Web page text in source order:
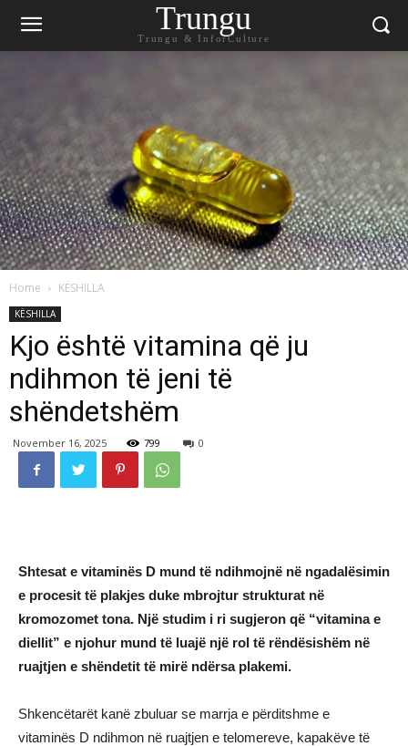
Trungu
Trungu & InforCulture
Home KËSHILLA
KËSHILLA
Kjo është vitamina që ju
ndihmon të jeni të
shëndetshëm
November 16, 2025 799 0
Shtesat e vitaminës D mund të ndihmojnë në ngadalësimin
e procesit të plakjes duke mbrojtur strukturat në
kromozomet tona. Një studim i ri sugjeron që “vitamina e
diellit” e njohur mund të luajë një rol të rëndësishëm në
ruajtjen e shëndetit të mirë ndërsa plakemi.
Shkencëtarët kanë zbuluar se marrja e përditshme e
vitaminës D ndihmon në ruajtjen e telomereve, kapakëve të